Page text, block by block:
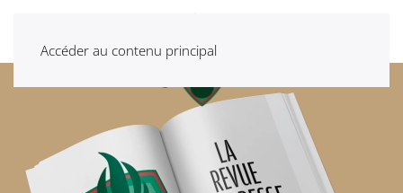
Accéder au contenu principal